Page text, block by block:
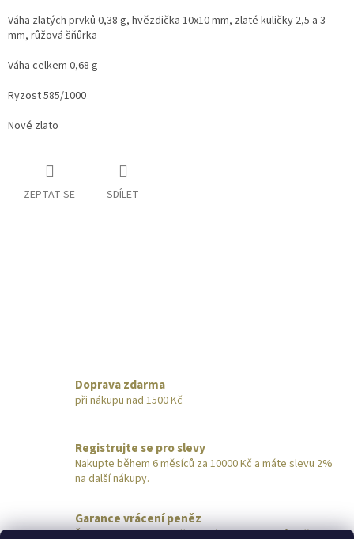
Váha zlatých prvků 0,38 g, hvězdička 10x10 mm, zlaté kuličky 2,5 a 3
mm, růžová šňůrka
Váha celkem 0,68 g
Ryzost 585/1000
Nové zlato
ZEPTAT SE SDÍLET
Doprava zdarma
při nákupu nad 1500 Kč
Registrujte se pro slevy
Nakupte během 6 měsíců za 10000 Kč a máte slevu 2%
na další nákupy.
Garance vrácení peněz
Šperk nevyhovuje? Pošlete nám ho do 14 dnů zpět,